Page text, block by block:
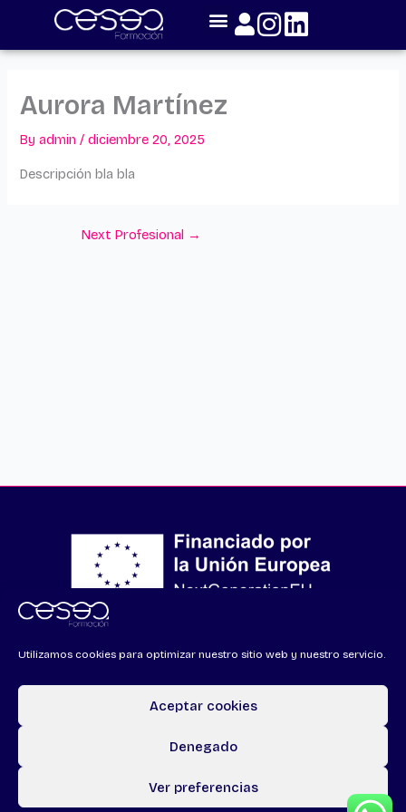
Utilizamos cookies para optimizar nuestro sitio web y nuestro servicio.
Aceptar cookies
Denegado
Ver preferencias
content
Aurora Martínez
Byadmin/diciembre 20, 2025
Descripción bla bla
Next Profesional →
Financiado por la Unión Europea – NextGenerationEU
Todos los derechos © 2026 CSA Formación | Powered by
CETREX
Marketing